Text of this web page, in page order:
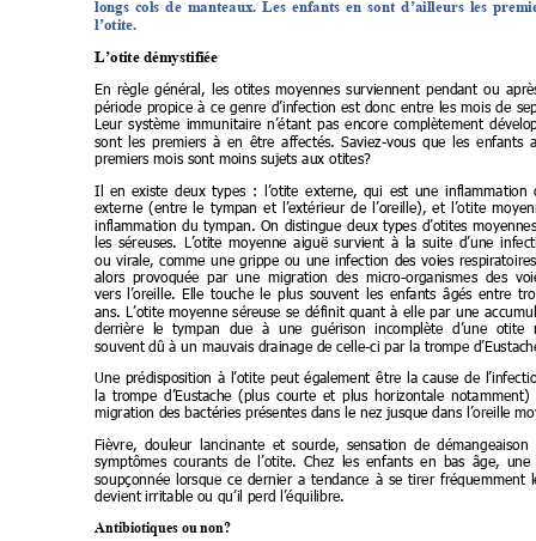
longs cols de manteaux. Les enfants en sont d’ailleurs les
l’otite.
L’otite démystifiée
En règle général, les otites moyennes surviennent pendant ou
période propice à ce genre d’infection est donc entre les mois de
Leur système immunitaire n’étant pas encore complètement
sont
les premiers à en être affectés. Saviez-vous que les enfants
premiers mois sont moins sujets aux otites?
Il en existe deux types : l’otite externe, qui est une inflammation
externe (entre le tympan et l’extérieur de l’oreille), et l’otite
inflammation du tympan. On distingue deux types d’otites
les séreuses. L’otite moyenne aiguë survient à la suite d’une
ou virale, comme une grippe ou une infection des voies
alors provoquée par une migration des micro-organismes des
vers
l’oreille. Elle touche le plus souvent les enfants âgés entre
ans. L’otite moyenne séreuse se définit quant à elle par une
derrière
le tympan due à une guérison incomplète d’une otite
souvent dû à un mauvais drainage de celle-ci par la trompe
Une prédisposition à l’otite peut également être la cause de
la trompe d’Eustache (plus courte et plus horizontale notamment)
migration des bactéries présentes dans le nez jusque dans l’oreille
Fièvre, douleur lancinante et sourde, sensation de démangeaison
symptômes courants de l’otite. Chez les enfants en bas âge, une
soupçonnée
lorsque ce dernier a tendance à se tirer fréquemment
devient irritable ou qu’il perd l’équilibre.
Antibiotiques ou non?